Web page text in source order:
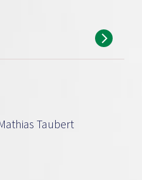
Taubert